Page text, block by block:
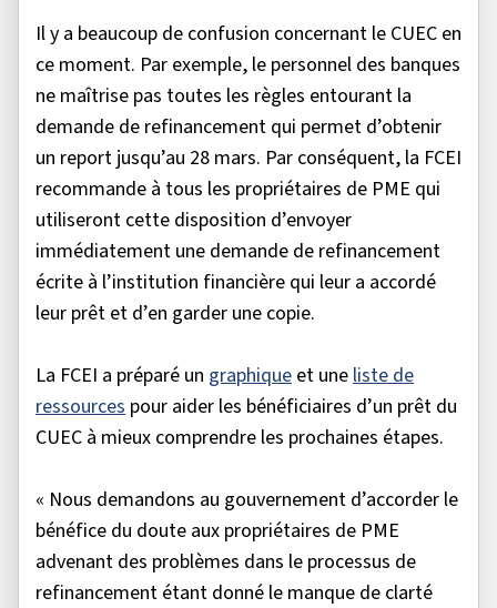
Il y a beaucoup de confusion concernant le CUEC en
ce moment. Par exemple, le personnel des banques
ne maîtrise pas toutes les règles entourant la
demande de refinancement qui permet d’obtenir
un report jusqu’au 28 mars. Par conséquent, la FCEI
recommande à tous les propriétaires de PME qui
utiliseront cette disposition d’envoyer
immédiatement une demande de refinancement
écrite à l’institution financière qui leur a accordé
leur prêt et d’en garder une copie.
La FCEI a préparé un graphique et uneliste de
ressources pour aider les bénéficiaires d’un prêt du
CUEC à mieux comprendre les prochaines étapes.
« Nous demandons au gouvernement d’accorder le
bénéfice du doute aux propriétaires de PME
advenant des problèmes dans le processus de
refinancement étant donné le manque de clarté